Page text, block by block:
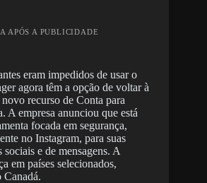
APÓS A PUBLICIDADE
eram impedidos de usar o
agora têm a opção de voltar à
recurso de Conta para
A empresa anunciou que está
focada em segurança,
no Instagram, para suas
e de mensagens. A
em países selecionados,